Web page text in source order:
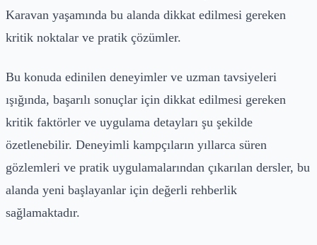
Karavan yaşamında bu alanda dikkat edilmesi gereken
kritik noktalar ve pratik çözümler.
Bu konuda edinilen deneyimler ve uzman tavsiyeleri
ışığında, başarılı sonuçlar için dikkat edilmesi gereken
kritik faktörler ve uygulama detayları şu şekilde
özetlenebilir. Deneyimli kampçıların yıllarca süren
gözlemleri ve pratik uygulamalarından çıkarılan dersler, bu
alanda yeni başlayanlar için değerli rehberlik
sağlamaktadır.